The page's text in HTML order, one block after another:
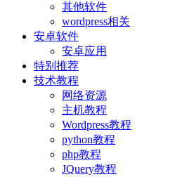
其他软件
wordpress相关
安卓软件
安卓应用
特别推荐
技术教程
网络资源
主机教程
Wordpress教程
python教程
php教程
JQuery教程